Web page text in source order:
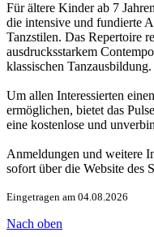
Für ältere Kinder ab 7
die intensive und fundierte
Tanzstilen. Das Repertoire
ausdrucksstarkem
klassischen Tanzausbildung.
Um allen Interessierten
ermöglichen, bietet das
eine kostenlose und
Anmeldungen und weitere
sofort über die Website des
Eingetragen am 04.08.2026
Nach oben